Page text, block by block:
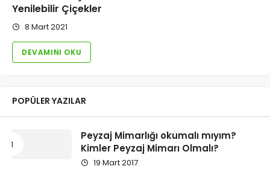
Yenilebilir Çiçekler
8 Mart 2021
DEVAMINI OKU
POPÜLER YAZILAR
Peyzaj Mimarlığı okumalı mıyım?
Kimler Peyzaj Mimarı Olmalı?
19 Mart 2017